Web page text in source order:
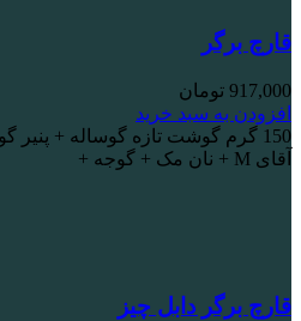
قارچ برگر
917,000 تومان
افزودن به سبد خرید
150 گرم گوشت تازه گوساله +
آقای M + نان مک + گوجه +
قارچ برگر دابل چیز